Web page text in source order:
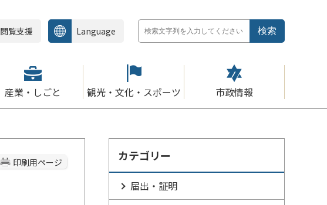
閲覧支援 Language
産業・しごと 観光・文化・スポーツ 市政情報
印刷用ページ カテゴリー
届出・証明